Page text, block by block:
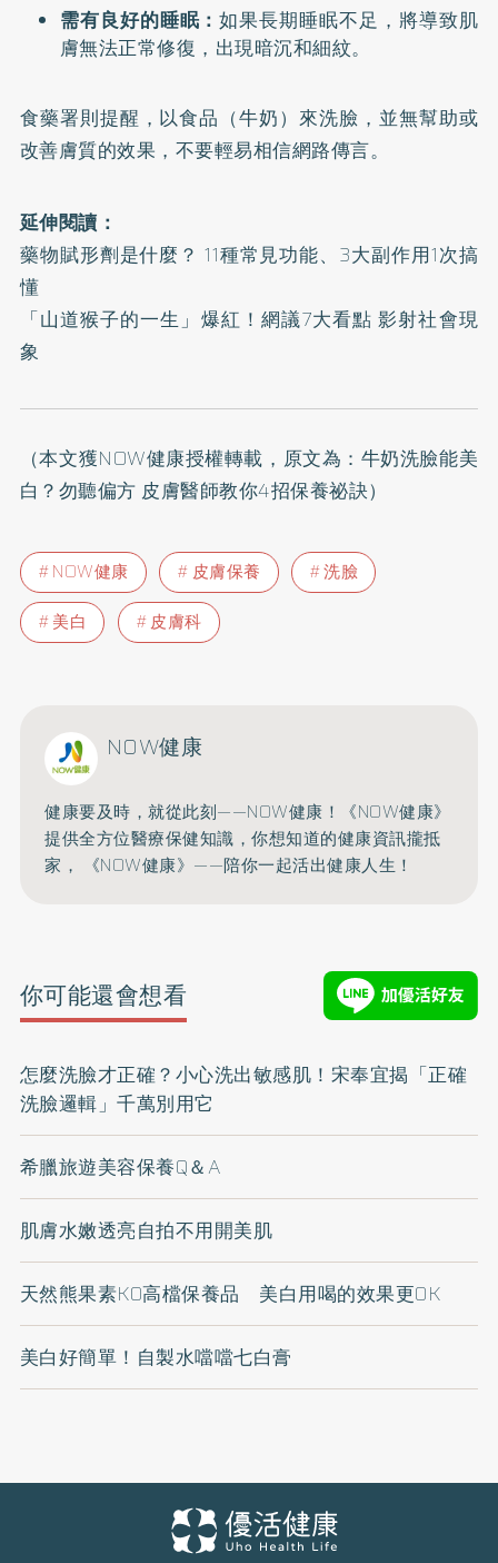
需有良好的睡眠：如果長期睡眠不足，將導致肌
膚無法正常修復，出現暗沉和細紋。
食藥署則提醒，以食品（牛奶）來洗臉，並無幫助或
改善膚質的效果，不要輕易相信網路傳言。
延伸閱讀：
藥物賦形劑是什麼？ 11種常見功能、3大副作用1次搞
懂
「山道猴子的一生」爆紅！網議7大看點 影射社會現
象
（本文獲NOW健康授權轉載，原文為： 牛奶洗臉能美
白？勿聽偏方 皮膚醫師教你4招保養祕訣）
NOW健康 皮膚保養
洗臉
美白
皮膚科
NOW健康
健康要及時，就從此刻——NOW健康！《NOW健康》
提供全方位醫療保健知識，你想知道的健康資訊攏抵
家， 《NOW健康》——陪你一起活出健康人生！
你可能還會想看
怎麼洗臉才正確？小心洗出敏感肌！宋奉宜揭「正確
洗臉邏輯」千萬別用它
希臘旅遊美容保養Q＆A
肌膚水嫩透亮自拍不用開美肌
天然熊果素KO高檔保養品 美白用喝的效果更OK
美白好簡單！自製水噹噹七白膏